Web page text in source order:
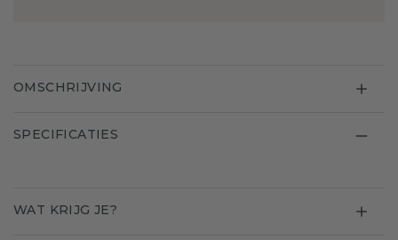
OMSCHRIJVING
SPECIFICATIES
WAT KRIJG JE?